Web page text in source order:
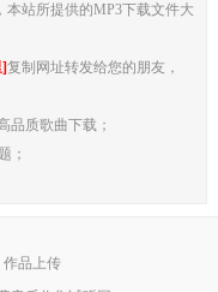
站所提供的MP3下载文件大
复制网址转发给您的朋友，
品质歌曲下载；
；
作品上传